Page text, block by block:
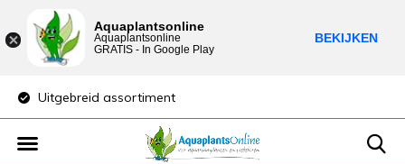
Uitgebreid assortiment
Aquaplantsonline
Aquaplantsonline
GRATIS - In Google Play
BEKIJKEN